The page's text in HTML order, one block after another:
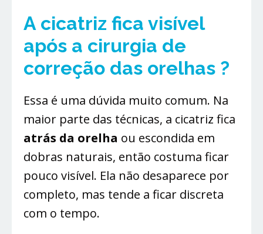
A cicatriz fica visível
após a cirurgia de
correção das orelhas ?
Essa é uma dúvida muito comum. Na
maior parte das técnicas, a cicatriz fica
atrás da orelha ou escondida em
dobras naturais, então costuma ficar
pouco visível. Ela não desaparece por
completo, mas tende a ficar discreta
com o tempo.